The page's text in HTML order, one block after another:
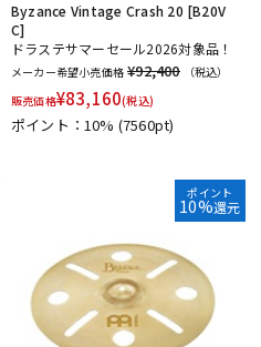
Byzance Vintage Crash 20 [B20V
C]
ドラステサマーセール2026対象品！
メーカー希望小売価格 ¥92,400
（税込）
販売価格¥83,160(税込)
ポイント：10% (7560pt)
ポイント
10%還元